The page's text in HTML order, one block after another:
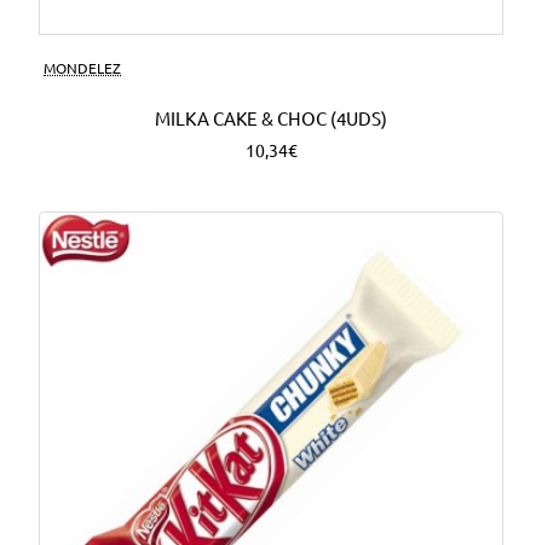
MONDELEZ
MILKA CAKE & CHOC (4UDS)
10,34€